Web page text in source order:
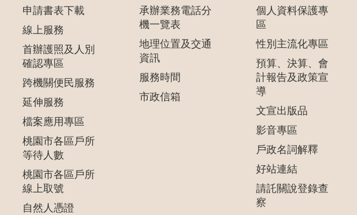
申請書表下載
線上服務
首辦護照及人別
確認專區
跨機關便民服務
延伸服務
檔案應用專區
桃園市各區戶所
等待人數
桃園市各區戶所
線上取號
自然人憑證
承辦業務電話分
機一覽表
地理位置及交通
資訊
服務時間
市政信箱
個人資料保護專
區
性別主流化專區
預算、決算、會
計報告及政策宣
導
文宣出版品
影音專區
戶政名詞解釋
好站連結
請託關說登錄查
察